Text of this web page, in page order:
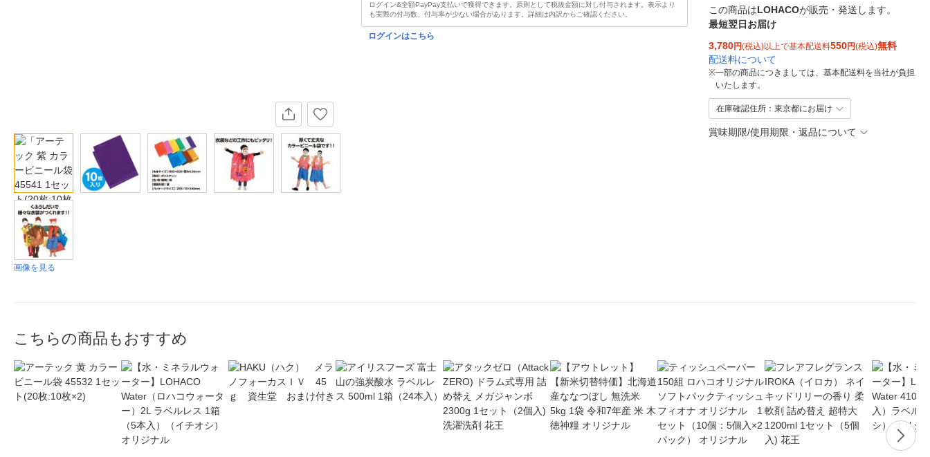
画像を見る
ログイン&全額PayPay支払いで獲得できます。原則として税抜金額に対し付与されます。表示より
も実際の付与数、付与率が少ない場合があります。詳細は内訳からご確認ください。
ログインはこちら
この商品はLOHACOが販売・発送します。
最短翌日お届け
3,780円(税込)以上で基本配送料550円(税込)無料
配送料について
※一部の商品につきましては、基本配送料を当社が負担
いたします。
在庫確認住所：東京都にお届け
賞味期限/使用期限・返品について
こちらの商品もおすすめ